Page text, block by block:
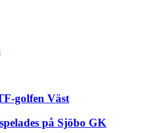
golfen Väst
på Sjöbo GK